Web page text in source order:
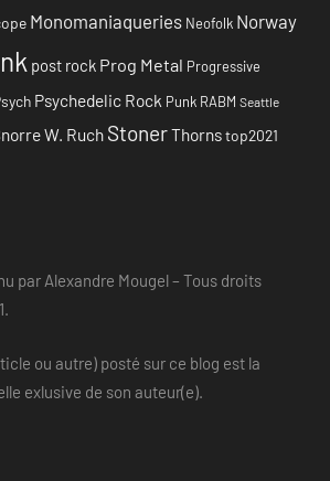
Monomaniaqueries Neofolk Norway
post rock Prog Metal Progressive
Psychedelic Rock Punk RABM Seattle
W. Ruch StonerThornstop2021
par Alexandre Mougel – Tous droits
ou autre) posté sur ce blog est la
exlusive de son auteur(e).